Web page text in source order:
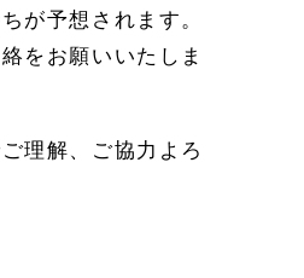
が予想されます。
をお願いいたしま
理解、ご協力よろ